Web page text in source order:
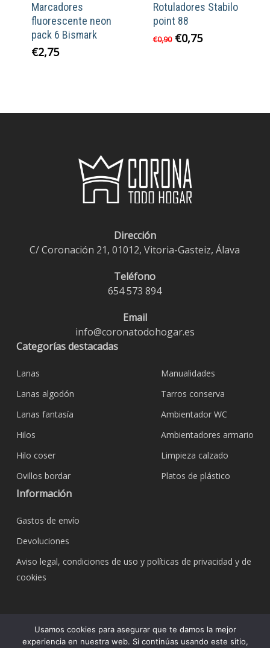
Marcadores
fluorescente neon
pack 6 Bismark
€2,75
Rotuladores Stabilo
point 88
€0,90 El
€0,75El
Dirección
C/ Coronación 21, 01012, Vitoria-Gasteiz, Álava
Teléfono
654 573 894
Email
info@coronatodohogar.es
Categorías destacadas
Lanas
Lanas algodón
Lanas fantasía
Hilos
Hilo coser
Ovillos bordar
Manualidades
Tarros conserva
Ambientador WC
Ambientadores armario
Limpieza calzado
Platos de plástico
Información
Gastos de envío
Devoluciones
Aviso legal, condiciones de uso y políticas de privacidad y de
cookies
© 2026 Bazar Corona Todo Hogar. Todos los
derechos reservados.
Usamos cookies para asegurar que te damos la mejor
experiencia en nuestra web. Si continúas usando este sitio,